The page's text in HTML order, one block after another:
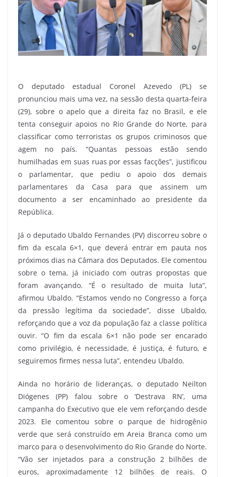
O deputado estadual Coronel Azevedo (PL) se
pronunciou mais uma vez, na sessão desta quarta-feira
(29), sobre o apelo que a direita faz no Brasil, e ele
tenta conseguir apoios no Rio Grande do Norte, para
classificar como terroristas os grupos criminosos que
agem no país. “Quantas pessoas estão sendo
humilhadas em suas ruas por essas facções”, justificou
o parlamentar, que pediu o apoio dos demais
parlamentares da Casa para que assinem um
documento a ser encaminhado ao presidente da
República.
Já o deputado Ubaldo Fernandes (PV) discorreu sobre o
fim da escala 6×1, que deverá entrar em pauta nos
próximos dias na Câmara dos Deputados. Ele comentou
sobre o tema, já iniciado com outras propostas que
foram avançando. “É o resultado de muita luta”,
afirmou Ubaldo. “Estamos vendo no Congresso a força
da pressão legítima da sociedade”, disse Ubaldo,
reforçando que a voz da população faz a classe política
ouvir. “O fim da escala 6×1 não pode ser encarado
como privilégio, é necessidade, é justiça, é futuro, e
seguiremos firmes nessa luta”, entendeu Ubaldo.
Ainda no horário de lideranças, o deputado Neilton
Diógenes (PP) falou sobre o ‘Destrava RN’, uma
campanha do Executivo que ele vem reforçando desde
2023. Ele comentou sobre o parque de hidrogênio
verde que será construído em Areia Branca como um
marco para o desenvolvimento do Rio Grande do Norte.
“Vão ser injetados para a construção 2 bilhões de
euros, aproximadamente 12 bilhões de reais. O